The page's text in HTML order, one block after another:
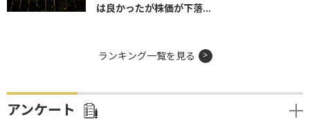
は良かったが株価が下落...
ランキング一覧を見る
アンケート